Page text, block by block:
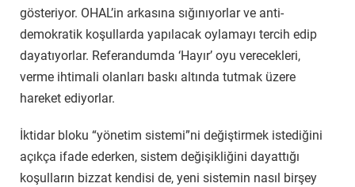
gösteriyor. OHAL’in arkasına sığınıyorlar ve anti-
demokratik koşullarda yapılacak oylamayı tercih edip
dayatıyorlar. Referandumda ‘Hayır’ oyu verecekleri,
verme ihtimali olanları baskı altında tutmak üzere
hareket ediyorlar.
İktidar bloku “yönetim sistemi”ni değiştirmek istediğini
açıkça ifade ederken, sistem değişikliğini dayattığı
koşulların bizzat kendisi de, yeni sistemin nasıl birşey